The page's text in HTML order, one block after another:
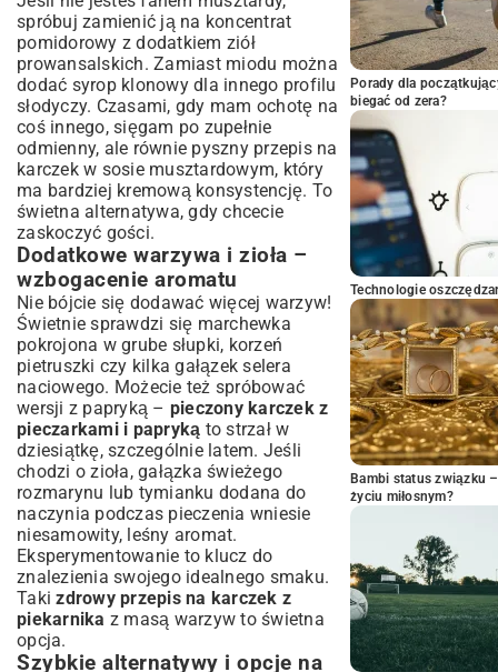
spróbuj zamienić ją na koncentrat
pomidorowy z dodatkiem ziół
prowansalskich. Zamiast miodu można
dodać syrop klonowy dla innego profilu
słodyczy. Czasami, gdy mam ochotę na
coś innego, sięgam po zupełnie
odmienny, ale równie pyszny przepis na
karczek w sosie musztardowym, który
ma bardziej kremową konsystencję. To
świetna alternatywa, gdy chcecie
zaskoczyć gości.
Dodatkowe warzywa i zioła –
wzbogacenie aromatu
Nie bójcie się dodawać więcej warzyw!
Świetnie sprawdzi się marchewka
pokrojona w grube słupki, korzeń
pietruszki czy kilka gałązek selera
naciowego. Możecie też spróbować
wersji z papryką – pieczony karczek z
pieczarkami i papryką to strzał w
dziesiątkę, szczególnie latem. Jeśli
chodzi o zioła, gałązka świeżego
rozmarynu lub tymianku dodana do
naczynia podczas pieczenia wniesie
niesamowity, leśny aromat.
Eksperymentowanie to klucz do
znalezienia swojego idealnego smaku.
Takizdrowy przepis na karczek z
piekarnika z masą warzyw to świetna
opcja.
Szybkie alternatywy i opcje na
Porady dla
biegać od zera?
Technologie
Bambi status związku
życiu miłosnym?